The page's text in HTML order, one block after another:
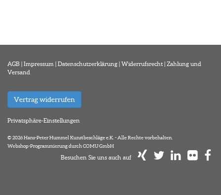
AGB | Impressum | Datenschutzerklärung | Widerrufsrecht | Zahlung und
Versand
Vertrag widerrufen
Privatsphäre-Einstellungen
© 2026 Hans-Peter Hummel Kunstbeschläge e.K. - Alle Rechte vorbehalten.
Webshop-Programmierung durch COMU GmbH
Besuchen Sie uns auch auf